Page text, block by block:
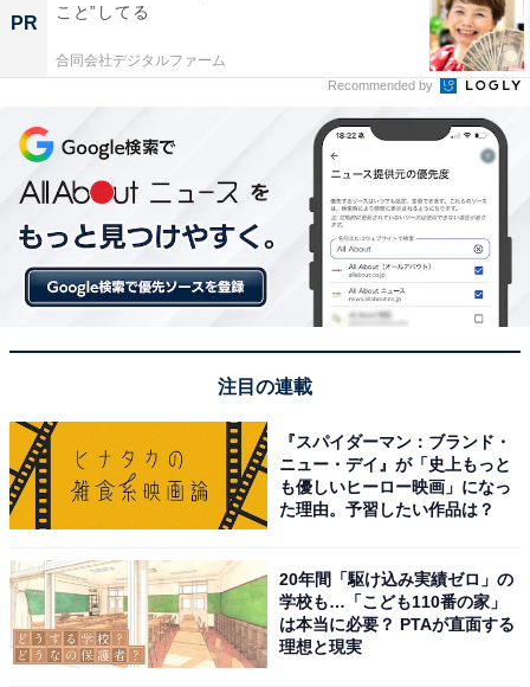
PR
こと”してる
合同会社デジタルファーム
Recommended by
注目の連載
『スパイダーマン：ブランド・
ニュー・デイ』が「史上もっと
も優しいヒーロー映画」になっ
た理由。予習したい作品は？
20年間「駆け込み実績ゼロ」の
学校も…「こども110番の家」
は本当に必要？ PTAが直面する
理想と現実